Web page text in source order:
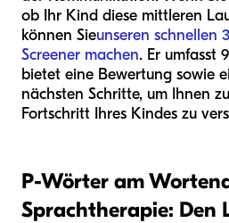
ob Ihr Kind diese mittleren
können Sieunseren schnellen
Screener machen. Er umfasst
bietet eine Bewertung sowie
nächsten Schritte, um Ihnen
Fortschritt Ihres Kindes zu
P-Wörter am
Sprachtherapie: Den